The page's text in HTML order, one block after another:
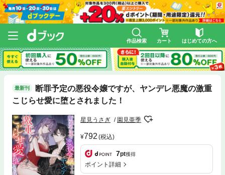
作品検索 カート はじめての方へ
最新刊
断罪予定の悪役令嬢ですが、ヤンデレ悪魔の激重
こじらせ愛に堕とされました！
星見うさぎ 園見亜季
792 (税込)
7pt獲得
ポイント詳細